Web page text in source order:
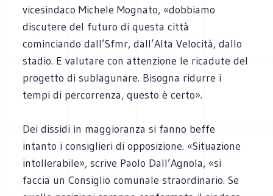
vicesindaco Michele Mognato, «dobbiamo
discutere del futuro di questa città
cominciando dall’Sfmr, dall’Alta Velocità, dallo
stadio. E valutare con attenzione le ricadute del
progetto di sublagunare. Bisogna ridurre i
tempi di percorrenza, questo è certo».
Dei dissidi in maggioranza si fanno beffe
intanto i consiglieri di opposizione. «Situazione
intollerabile», scrive Paolo Dall’Agnola, «si
faccia un Consiglio comunale straordinario. Se